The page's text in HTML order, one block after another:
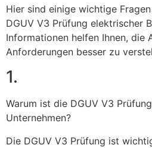
Hier sind einige wichtige
DGUV V3 Prüfung elektrischer
Informationen helfen Ihnen, die
Anforderungen besser zu
1.
Warum ist die DGUV V3
Unternehmen?
Die DGUV V3 Prüfung ist